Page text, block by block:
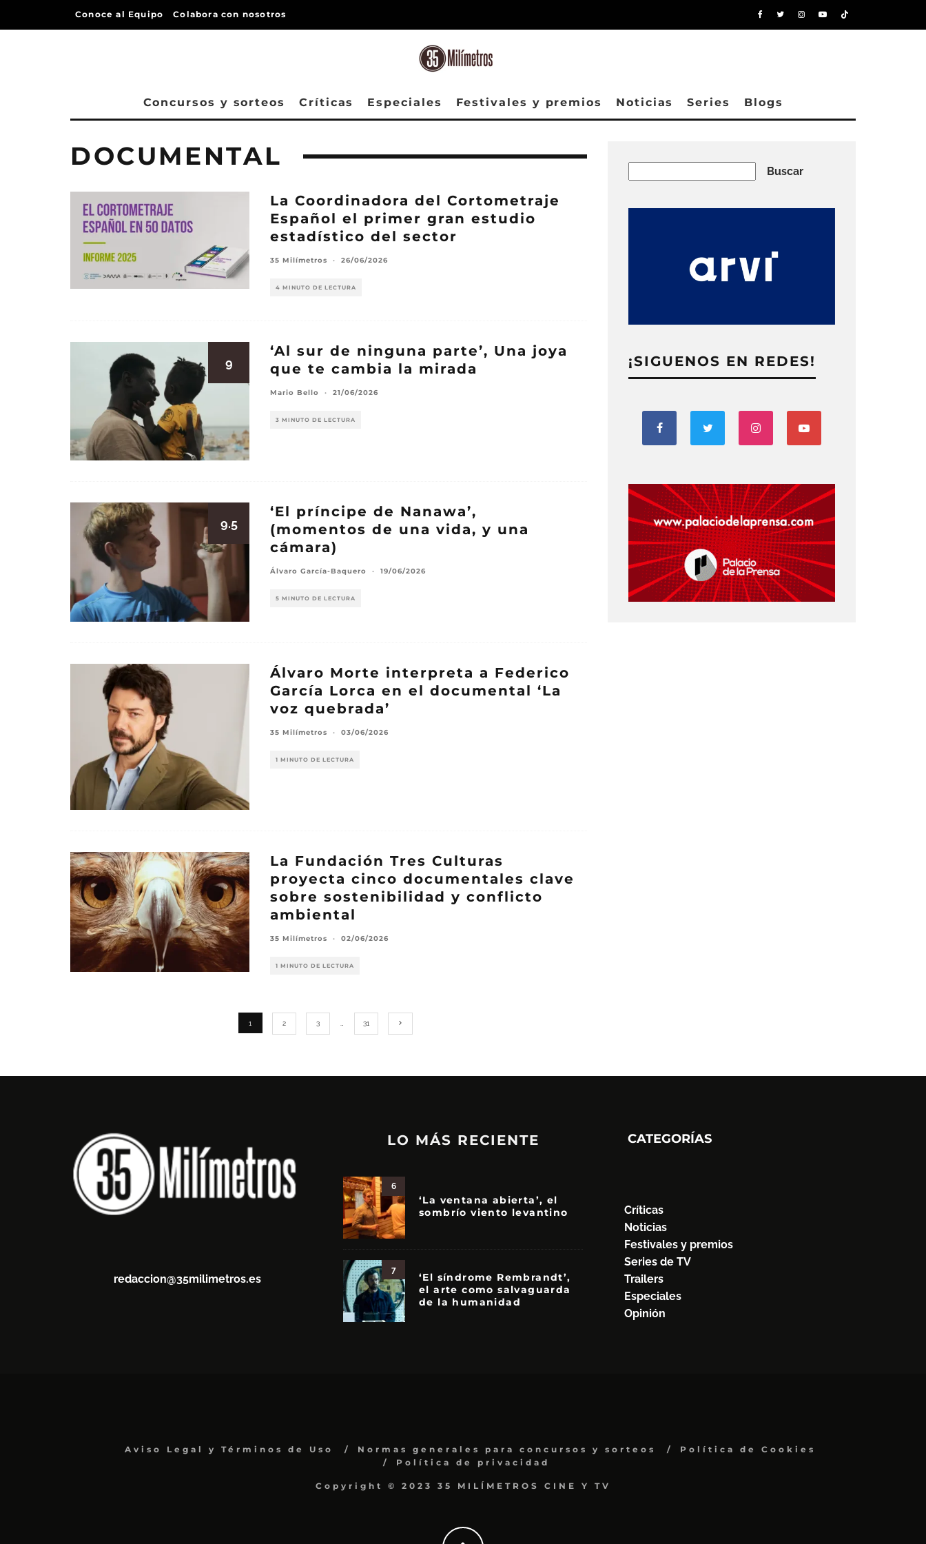
Conoce al Equipo Colabora con nosotros
Concursos y sorteos Críticas Especiales Festivales y premios Noticias Series Blogs
DOCUMENTAL
La Coordinadora del Cortometraje
Español el primer gran estudio
estadístico del sector
35 Milímetros · 26/06/2026
4 MINUTO DE LECTURA
9
‘Al sur de ninguna parte’, Una joya
que te cambia la mirada
Mario Bello · 21/06/2026
3 MINUTO DE LECTURA
9.5
‘El príncipe de Nanawa’,
(momentos de una vida, y una
cámara)
Álvaro García-Baquero · 19/06/2026
5 MINUTO DE LECTURA
Álvaro Morte interpreta a Federico
García Lorca en el documental ‘La
voz quebrada’
35 Milímetros · 03/06/2026
1 MINUTO DE LECTURA
La Fundación Tres Culturas
proyecta cinco documentales clave
sobre sostenibilidad y conflicto
ambiental
35 Milímetros · 02/06/2026
1 MINUTO DE LECTURA
1 2 3 … 31
Buscar
¡SIGUENOS EN REDES!
redaccion@35milimetros.es
LO MÁS RECIENTE
6
‘La ventana abierta’, el
sombrío viento levantino
7
‘El síndrome Rembrandt’,
el arte como salvaguarda
de la humanidad
CATEGORÍAS
Críticas
Noticias
Festivales y premios
Series de TV
Trailers
Especiales
Opinión
Aviso Legal y Términos de Uso Normas generales para concursos y sorteos
Política de Cookies
Política de privacidad
Copyright © 2023 35 MILÍMETROS CINE Y TV